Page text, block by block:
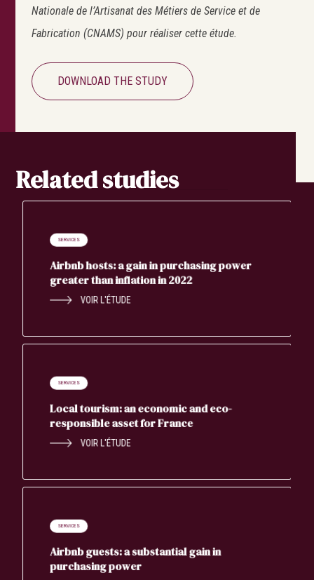
Nationale de l’Artisanat des Métiers de Service et de
Fabrication (CNAMS) pour réaliser cette étude.
DOWNLOAD THE STUDY
Related studies
SERVICES
Airbnb hosts: a gain in purchasing power
greater than inflation in 2022
VOIR L'ÉTUDE
SERVICES
Local tourism: an economic and eco-
responsible asset for France
VOIR L'ÉTUDE
SERVICES
Airbnb guests: a substantial gain in
purchasing power